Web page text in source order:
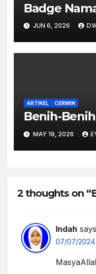
Badge
JUN 6, 2026
ARTIKEL CERMIN
Benih-
MAY 19, 2026
2 thoughts on
Indah
07/07/2024